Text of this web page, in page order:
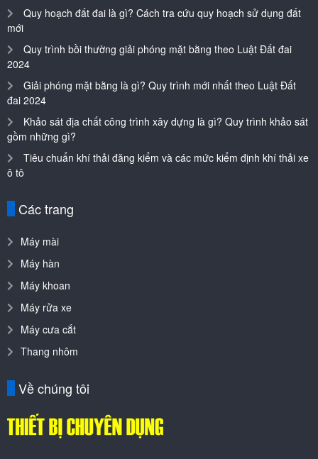
Quy hoạch đất đai là gì? Cách tra cứu quy hoạch sử dụng đất
mới
Quy trình bồi thường giải phóng mặt bằng theo Luật Đất đai
2024
Giải phóng mặt bằng là gì? Quy trình mới nhất theo Luật Đất
đai 2024
Khảo sát địa chất công trình xây dựng là gì? Quy trình khảo sát
gồm những gì?
Tiêu chuẩn khí thải đăng kiểm và các mức kiểm định khí thải xe
ô tô
Các trang
Máy mài
Máy hàn
Máy khoan
Máy rửa xe
Máy cưa cắt
Thang nhôm
Về chúng tôi